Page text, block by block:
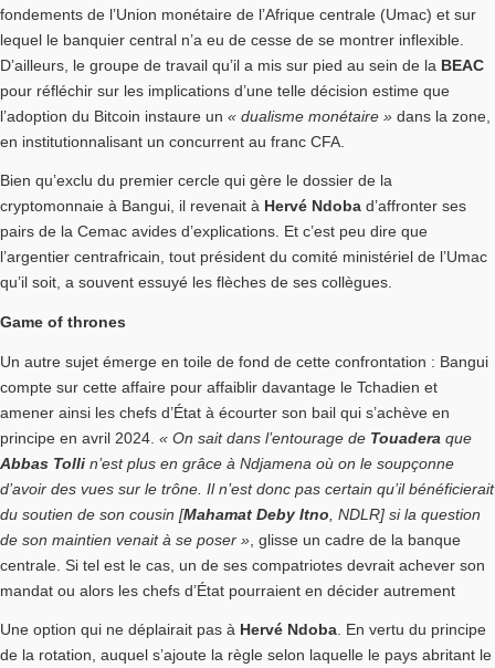
fondements de l’Union monétaire de l’Afrique centrale (Umac) et sur
lequel le banquier central n’a eu de cesse de se montrer inflexible.
D’ailleurs, le groupe de travail qu’il a mis sur pied au sein de la BEAC
pour réfléchir sur les implications d’une telle décision estime que
l’adoption du Bitcoin instaure un « dualisme monétaire » dans la zone,
en institutionnalisant un concurrent au franc CFA.
Bien qu’exclu du premier cercle qui gère le dossier de la
cryptomonnaie à Bangui, il revenait à Hervé Ndoba d’affronter ses
pairs de la Cemac avides d’explications. Et c’est peu dire que
l’argentier centrafricain, tout président du comité ministériel de l’Umac
qu’il soit, a souvent essuyé les flèches de ses collègues.
Game of thrones
Un autre sujet émerge en toile de fond de cette confrontation : Bangui
compte sur cette affaire pour affaiblir davantage le Tchadien et
amener ainsi les chefs d’État à écourter son bail qui s’achève en
principe en avril 2024. « On sait dans l’entourage de Touadera que
Abbas Tolli n’est plus en grâce à Ndjamena où on le soupçonne
d’avoir des vues sur le trône. Il n’est donc pas certain qu’il bénéficierait
du soutien de son cousin [Mahamat Deby Itno , NDLR] si la question
de son maintien venait à se poser » , glisse un cadre de la banque
centrale. Si tel est le cas, un de ses compatriotes devrait achever son
mandat ou alors les chefs d’État pourraient en décider autrement
Une option qui ne déplairait pas à Hervé Ndoba. En vertu du principe
de la rotation, auquel s’ajoute la règle selon laquelle le pays abritant le